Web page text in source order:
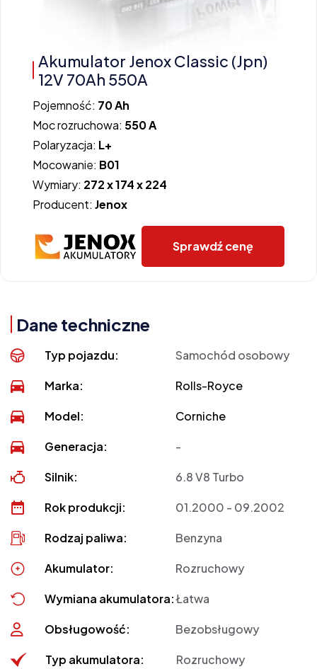
Akumulator Jenox Classic (Jpn)
12V 70Ah 550A
Pojemność: 70 Ah
Moc rozruchowa: 550 A
Polaryzacja: L+
Mocowanie: B01
Wymiary: 272 x 174 x 224
Producent: Jenox
Sprawdź cenę
Dane techniczne
Typ pojazdu: Samochód osobowy
Marka: Rolls-Royce
Model: Corniche
Generacja: -
Silnik: 6.8 V8 Turbo
Rok produkcji: 01.2000 - 09.2002
Rodzaj paliwa: Benzyna
Akumulator: Rozruchowy
Wymiana akumulatora:Łatwa
Obsługowość: Bezobsługowy
Typ akumulatora: Rozruchowy